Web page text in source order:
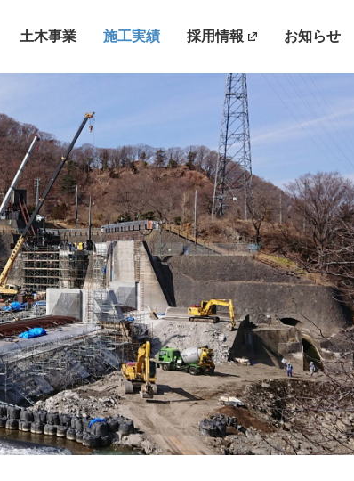
土木事業 施工実績 採用情報 お知らせ